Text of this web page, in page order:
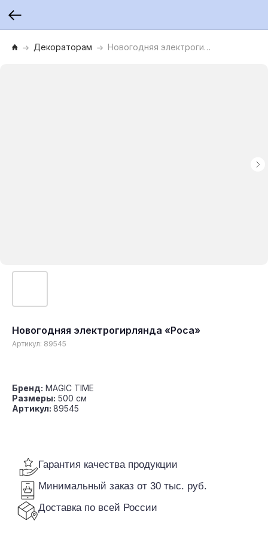
Декораторам Новогодняя электрогирлянда «Роса»
Новогодняя электрогирлянда «Роса»
Артикул: 89545
Бренд: MAGIC TIME
Размеры: 500 cм
Артикул: 89545
Гарантия качества продукции
Минимальный заказ от 30 тыс. руб.